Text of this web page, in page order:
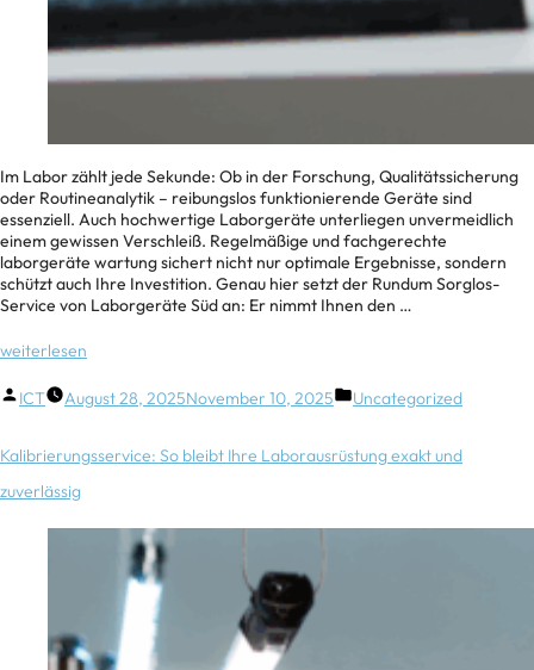
Im Labor zählt jede Sekunde: Ob in der Forschung, Qualitätssicherung
oder Routineanalytik – reibungslos funktionierende Geräte sind
essenziell. Auch hochwertige Laborgeräte unterliegen unvermeidlich
einem gewissen Verschleiß. Regelmäßige und fachgerechte
laborgeräte wartung sichert nicht nur optimale Ergebnisse, sondern
schützt auch Ihre Investition. Genau hier setzt der Rundum Sorglos-
Service von Laborgeräte Süd an: Er nimmt Ihnen den …
weiterlesen
ICT August 28, 2025November 10, 2025 Uncategorized
Kalibrierungsservice: So bleibt Ihre Laborausrüstung exakt und
zuverlässig